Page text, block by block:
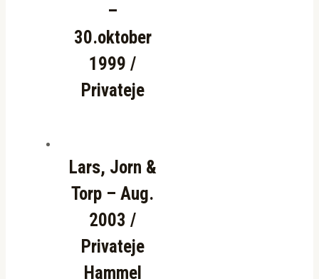
–
30.oktober
1999 /
Privateje
Lars, Jorn &
Torp – Aug.
2003 /
Privateje
Hammel